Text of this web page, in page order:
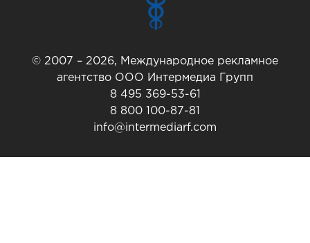
© 2007 – 2026, Международное рекламное
агентство ООО Интермедиа Групп
8 495 369-53-61
8 800 100-87-81
info@intermediarf.com